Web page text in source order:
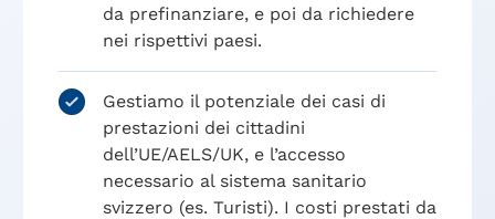
da prefinanziare, e poi da richiedere
nei rispettivi paesi.
Gestiamo il potenziale dei casi di
prestazioni dei cittadini
dell’UE/AELS/UK, e l’accesso
necessario al sistema sanitario
svizzero (es. Turisti). I costi prestati da